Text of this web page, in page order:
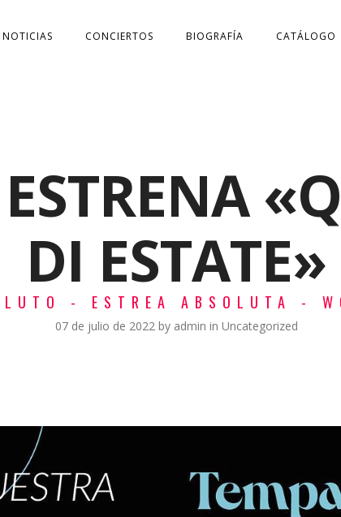
NOTICIAS CONCIERTOS BIOGRAFÍA CATÁLOGO
DI ESTATE»
- ESTREA ABSOLUTA -
07 de julio de 2022 by admin in Uncategorized